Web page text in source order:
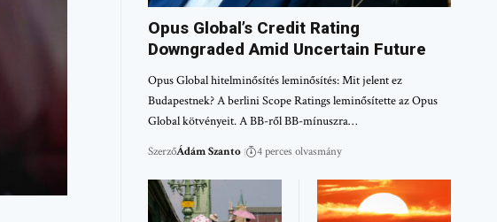
Opus Global’s Credit Rating
Downgraded Amid Uncertain Future
Opus Global hitelminősítés leminősítés: Mit jelent ez
Budapestnek? A berlini Scope Ratings leminősítette az Opus
Global kötvényeit. A BB-ről BB-mínuszra…
SzerzőÁdám Szanto 4 perces olvasmány